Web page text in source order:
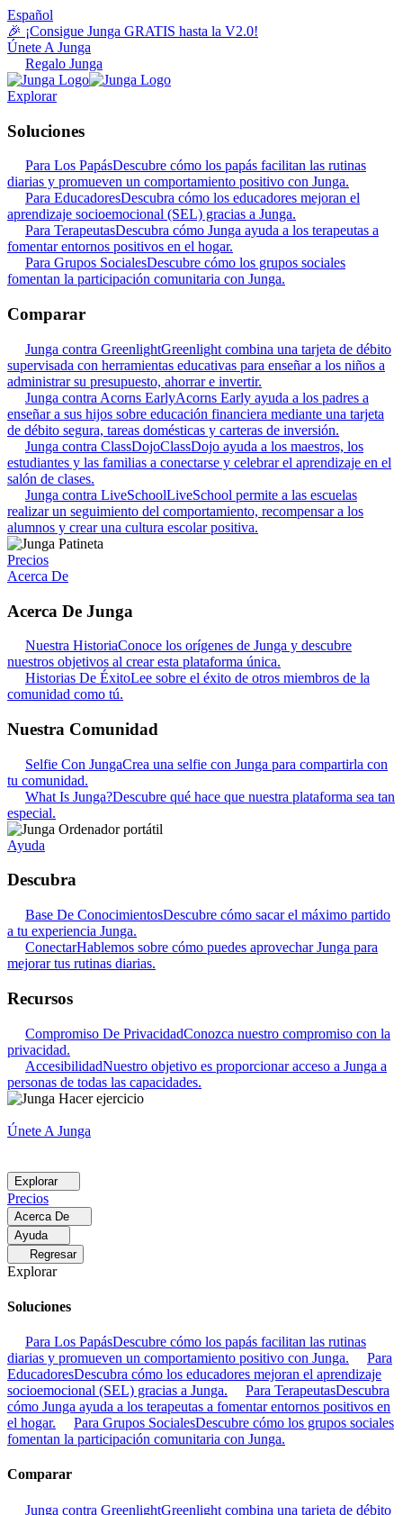
Español
🎉 ¡Consigue Junga GRATIS hasta la V2.0!
Únete A Junga
Regalo Junga
Explorar
Soluciones
Para Los PapásDescubre cómo los papás facilitan las rutinas
diarias y promueven un comportamiento positivo con Junga.
Para EducadoresDescubra cómo los educadores mejoran el
aprendizaje socioemocional (SEL) gracias a Junga.
Para TerapeutasDescubra cómo Junga ayuda a los terapeutas a
fomentar entornos positivos en el hogar.
Para Grupos SocialesDescubre cómo los grupos sociales
fomentan la participación comunitaria con Junga.
Comparar
Junga contra GreenlightGreenlight combina una tarjeta de débito
supervisada con herramientas educativas para enseñar a los niños a
administrar su presupuesto, ahorrar e invertir.
Junga contra Acorns EarlyAcorns Early ayuda a los padres a
enseñar a sus hijos sobre educación financiera mediante una tarjeta
de débito segura, tareas domésticas y carteras de inversión.
Junga contra ClassDojoClassDojo ayuda a los maestros, los
estudiantes y las familias a conectarse y celebrar el aprendizaje en el
salón de clases.
Junga contra LiveSchoolLiveSchool permite a las escuelas
realizar un seguimiento del comportamiento, recompensar a los
alumnos y crear una cultura escolar positiva.
Precios
Acerca De
Acerca De Junga
Nuestra HistoriaConoce los orígenes de Junga y descubre
nuestros objetivos al crear esta plataforma única.
Historias De ÉxitoLee sobre el éxito de otros miembros de la
comunidad como tú.
Nuestra Comunidad
Selfie Con JungaCrea una selfie con Junga para compartirla con
tu comunidad.
What Is Junga?Descubre qué hace que nuestra plataforma sea tan
especial.
Ayuda
Descubra
Base De ConocimientosDescubre cómo sacar el máximo partido
a tu experiencia Junga.
ConectarHablemos sobre cómo puedes aprovechar Junga para
mejorar tus rutinas diarias.
Recursos
Compromiso De PrivacidadConozca nuestro compromiso con la
privacidad.
AccesibilidadNuestro objetivo es proporcionar acceso a Junga a
personas de todas las capacidades.
Únete A Junga
Explorar
Precios
Acerca De
Ayuda
Regresar
Explorar
Soluciones
Para Los PapásDescubre cómo los papás facilitan las rutinas
diarias y promueven un comportamiento positivo con Junga.
Para
EducadoresDescubra cómo los educadores mejoran el aprendizaje
socioemocional (SEL) gracias a Junga.
Para TerapeutasDescubra
cómo Junga ayuda a los terapeutas a fomentar entornos positivos en
el hogar.
Para Grupos SocialesDescubre cómo los grupos sociales
fomentan la participación comunitaria con Junga.
Comparar
Junga contra GreenlightGreenlight combina una tarjeta de débito